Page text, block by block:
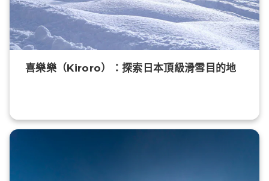
喜樂樂（Kiroro）：探索日本頂級滑雪目的地